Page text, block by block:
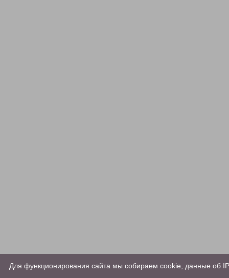
Для функционирования сайта мы собираем cookie, данные об